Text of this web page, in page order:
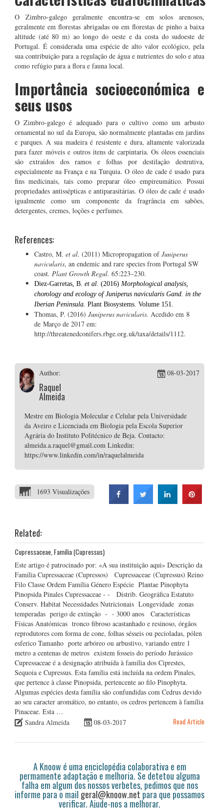
O Zimbro-galego geralmente encontra-se em solos arenosos,
geralmente em florestas abrigadas ou em florestas de pinho a baixa
altitude (até 80 m) ao longo do oeste e da costa do sudoeste de
Portugal. É considerada uma espécie de alto valor ecológico, pela
sua contribuição para a regulação de água e nutrientes do solo e atua
como refúgio para a flora e fauna local.
Importância socioeconómica e
seus usos
O Zimbro-galego é adequado para o cultivo como um arbusto
ornamental no sul da Europa, são normalmente plantadas em jardins
e parques. A sua madeira é resistente e dura, altamente valorizada
para fazer móveis e outros itens de carpintaria. Os óleos essenciais
são extraídos dos ramos e folhas por destilação destrutiva,
especialmente na França e na Turquia. O óleo de cade é usado para
fins medicinais, tais como preparar óleo empireumático. Possui
propriedades antissépticas e antiparasitárias. O óleo de cade é usado
igualmente como um componente da fragrância em sabões,
detergentes, cremes, loções e perfumes.
References:
Castro, M. et al. (2011) Micropropagation ofJuniperus
navicularis, an endemic and rare species from Portugal SW
coast. Plant Growth Regul. 65:223–230.
Diez-Garretas, B. et al. (2016) Morphological analysis,
chorology and ecology ofJuniperus navicularis Gand. in the
Iberian Peninsula. Plant Biosystems. Volume 151.
Thomas, P. (2016) Juniperus navicularis. Acedido em 8
de Março de 2017 em:
http://threatenedconifers.rbge.org.uk/taxa/details/1112.
Author:
Raquel
Almeida
08-03-2017
Mestre em Biologia Molecular e Celular pela Universidade
da Aveiro e Licenciada em Biologia pela Escola Superior
Agrária do Instituto Politécnico de Beja. Contacto:
almeida.a.raquel@gmail.com Linkedin:
https://www.linkedin.com/in/raquelalmeida
1693 Visualizações
Related:
Cupressaceae, Família (Cupressus)
Este artigo é patrocinado por: «A sua instituição aqui» Descrição da
Família Cupressaceae (Cupressos) Cupressaceae (Cupressus) Reino
Filo Classe Ordem Família Género Espécie Plantae Pinophyta
Pinopsida Pinales Cupressaceae - - Distrib. Geográfica Estatuto
Conserv. Habitat Necessidades Nutricionais Longevidade zonas
temperadas perigo de extinção - - 3000 anos Características
Físicas Anatómicas tronco fibroso acastanhado e resinoso, órgãos
reprodutores com forma de cone, folhas sésseis ou pecioladas, pólen
esferico Tamanho porte arbóreo ou arbustivo, variando entre 1
metro a centenas de metros existem fosseis do período Jurássico
Cupressaceae é a designação atribuída à família dos Ciprestes,
Sequoia e Cupressus. Esta família está incluída na ordem Pinales,
que pertence à classe Pinopsida, pertencente ao filo Pinophyta.
Algumas espécies desta família são confundidas com Cedrus devido
ao seu caracter aromático, no entanto, os cedros pertencem à família
Pinaceae. Esta …
Sandra Almeida
08-03-2017 Read Article
A Knoow é uma enciclopédia colaborativa e em
permamente adaptação e melhoria. Se detetou alguma
falha em algum dos nossos verbetes, pedimos que nos
informe para o mail geral@knoow.netpara que possamos
verificar. Ajude-nos a melhorar.